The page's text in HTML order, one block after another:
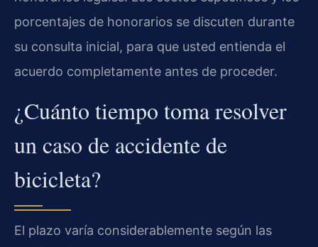
porcentajes de honorarios se discuten durante
su consulta inicial, para que usted entienda el
acuerdo completamente antes de proceder.
¿Cuánto tiempo toma resolver
un caso de accidente de
bicicleta?
El plazo varía considerablemente según las